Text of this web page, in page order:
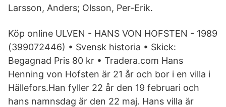
Larsson, Anders; Olsson, Per-Erik.
Köp online ULVEN - HANS VON HOFSTEN - 1989
(399072446) • Svensk historia • Skick:
Begagnad Pris 80 kr • Tradera.com Hans
Henning von Hofsten är 21 år och bor i en villa i
Hällefors.Han fyller 22 år den 19 februari och
hans namnsdag är den 22 maj. Hans villa är